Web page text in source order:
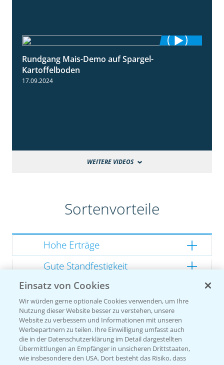
Rundgang Mais-Demo auf Spargel-
Kartoffelboden
17.09.2024
WEITERE VIDEOS
Sortenvorteile
Hohe Erträge
Gute Standfestigkeit
Gutes Dry Down
Gesunde Kolben
Sorteneinstufung nach
Einsatz von Cookies
Wir würden gerne optionale Cookies verwenden, um Ihre
Nutzung dieser Website besser zu verstehen, unsere
Website zu verbessern und Informationen mit unseren
Werbepartnern zu teilen. Ihre Einwilligung umfasst auch
die in der Datenschutzerklärung im Detail dargestellten
Übermittlungen an Empfänger in unsicheren Drittstaaten,
wie insbesondere den USA. Dort besteht das Risiko, dass